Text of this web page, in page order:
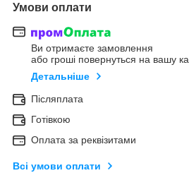
Умови оплати
Ви отримаєте замовлення
або гроші повернуться на вашу
Детальніше
Післяплата
Готівкою
Оплата за реквізитами
Всі умови оплати